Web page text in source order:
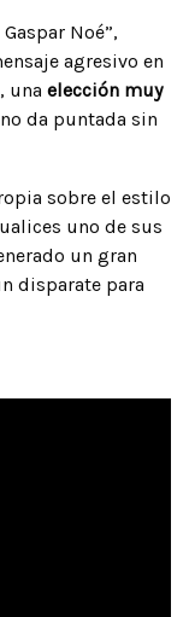
Noé”,
agresivo en
una elección muy
da puntada sin
sobre el estilo
uno de sus
un gran
disparate para